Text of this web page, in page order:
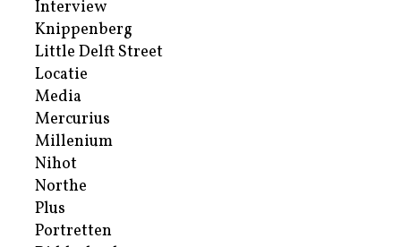
Interview
Knippenberg
Little Delft Street
Locatie
Media
Mercurius
Millenium
Nihot
Northe
Plus
Portretten